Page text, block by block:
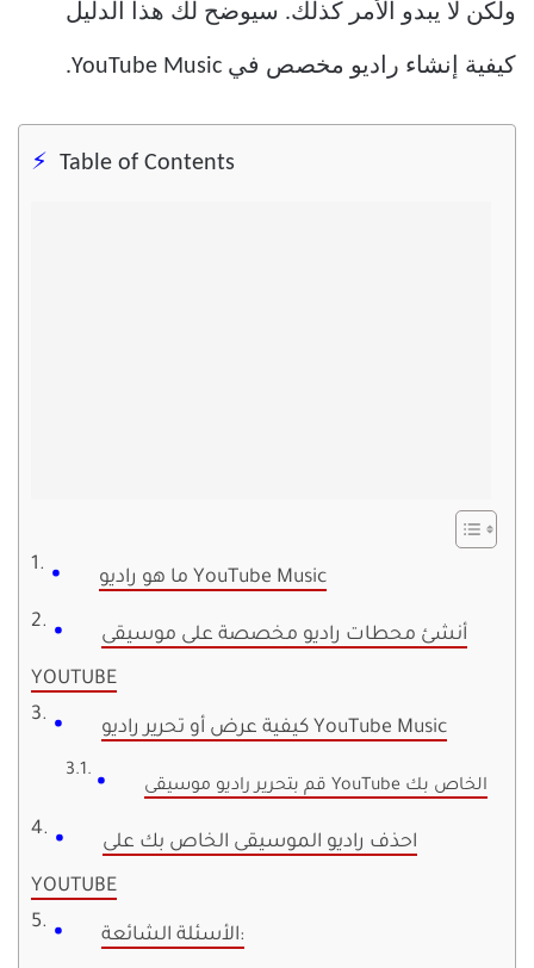
ولكن لا يبدو الأمر كذلك. سيوضح لك هذا الدليل
كيفية إنشاء راديو مخصص في YouTube Music.
Table of Contents
ما هو راديو YouTube Music
أنشئ محطات راديو مخصصة على موسيقى
YOUTUBE
كيفية عرض أو تحرير راديو YouTube Music
قم بتحرير راديو موسيقى YouTube الخاص بك
احذف راديو الموسيقى الخاص بك على
YOUTUBE
الأسئلة الشائعة: